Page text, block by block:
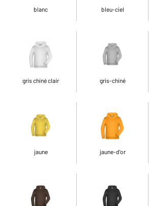
blanc bleu-ciel
gris chiné clair gris-chiné
jaune jaune-d'or